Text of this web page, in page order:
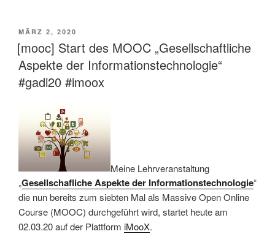
VERÖFFENTLICHT
AM
MÄRZ 2, 2020
[mooc] Start des MOOC „Gesellschaftliche
Aspekte der Informationstechnologie“
#gadi20 #imoox
Meine Lehrveranstaltung
„Gesellschafliche Aspekte der Informationstechnologie“
die nun bereits zum siebten Mal als Massive Open Online
Course (MOOC) durchgeführt wird, startet heute am
02.03.20 auf der Plattform iMooX.